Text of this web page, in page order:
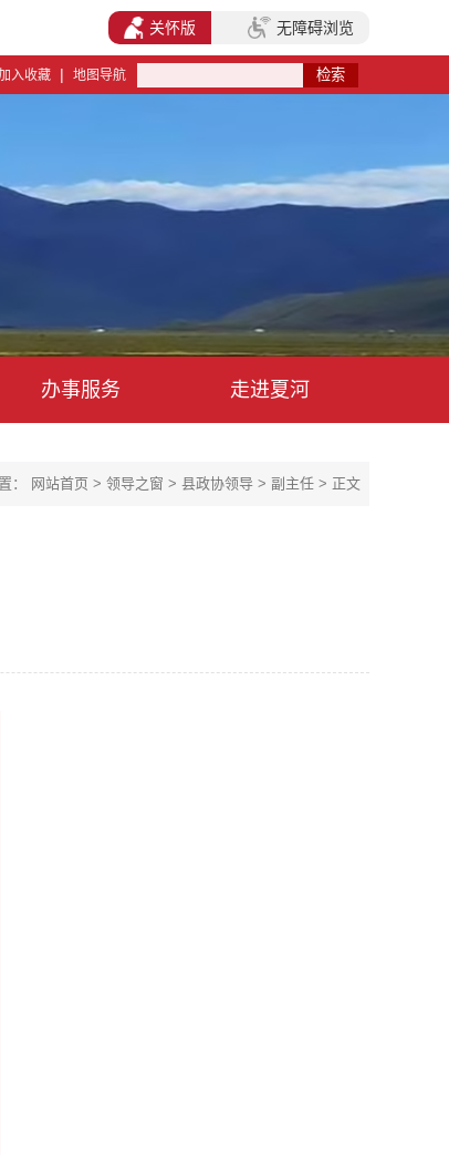
入收藏 | 地图导航
办事服务 走进夏河
： 网站首页 > 领导之窗 > 县政协领导 > 副主任 > 正文
关怀版 无障碍浏览